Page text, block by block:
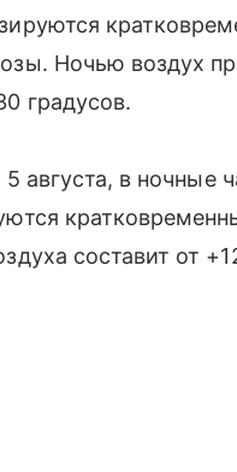
Ночью воздух
градусов.
августа, в
составит от